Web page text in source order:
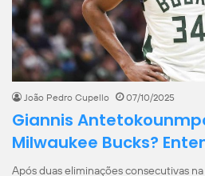
João Pedro Cupello 07/10/2025
Giannis
Milwaukee Bucks?
Após duas eliminações consecutivas